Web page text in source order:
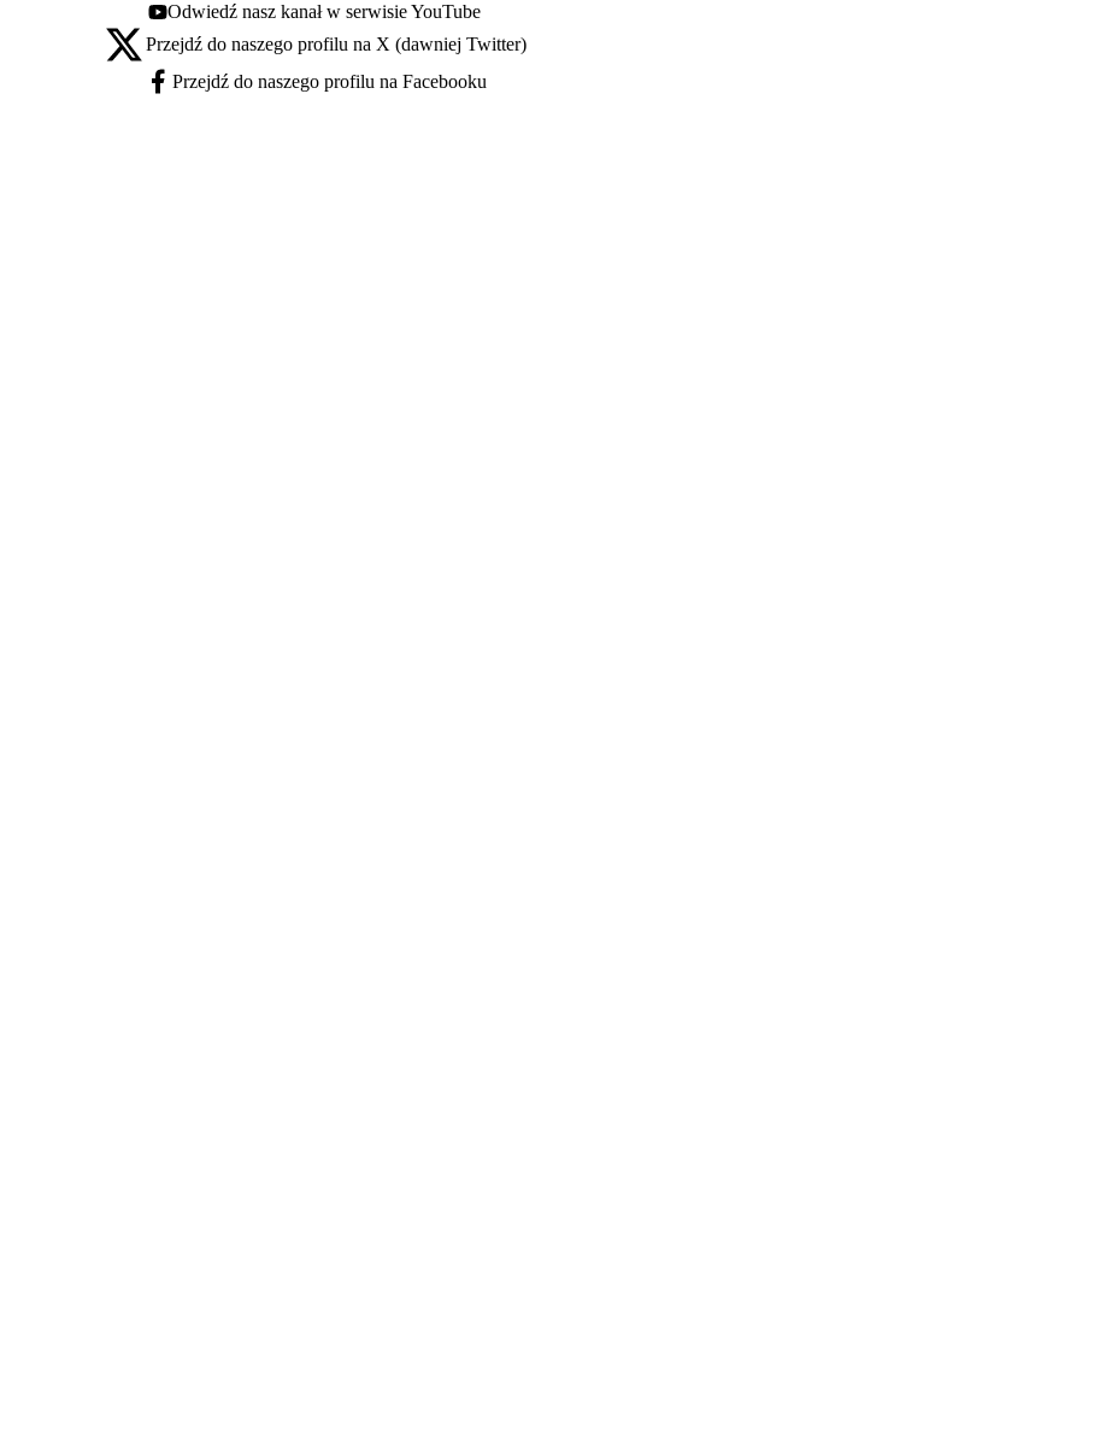
Youtube - otwiera się w nowej karcie
Odwiedź nasz kanał w serwisie YouTube
X - otwiera się w nowej karcie
Przejdź do naszego profilu na X (dawniej Twitter)
Facebook - otwiera się w nowej karcie
Przejdź do naszego profilu na Facebooku